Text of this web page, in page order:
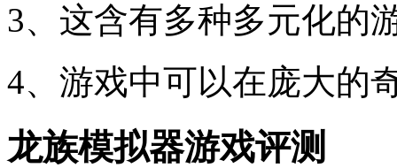
3、这含有多种多元化的
4、游戏中可以在庞大的
龙族模拟器游戏评测